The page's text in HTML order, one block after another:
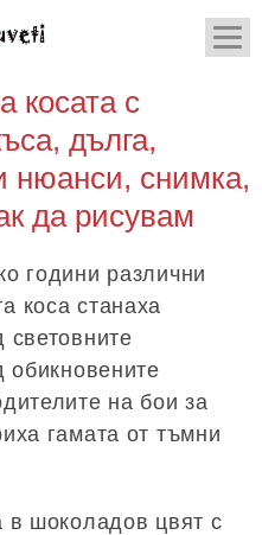
косата с
дълга,
нюанси, снимка,
да рисувам
години различни
коса станаха
обикновените
на бои за
гамата от тъмни
в шоколадов цвят с